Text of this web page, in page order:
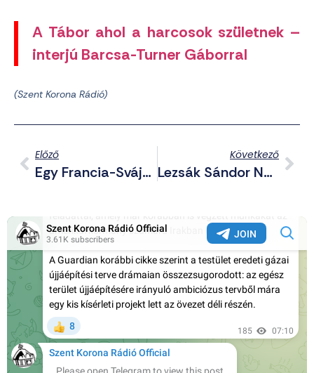
A Tábor ahol a harcosok születnek –
interjú Barcsa-Turner Gáborral
(Szent Korona Rádió)
Előző
Egy Francia-Svájci Írót 40 Nap Börtönre Ítéltek, Mert A ”dagadt Leszbikusnak” Nevezett Egy Dagadt Leszbikust
Következő
Lezsák Sándor Nehezen Szembesült Sékeljobboldaliságával